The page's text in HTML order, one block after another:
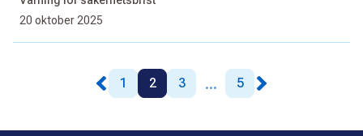
20 oktober 2025
1 2 3 ... 5